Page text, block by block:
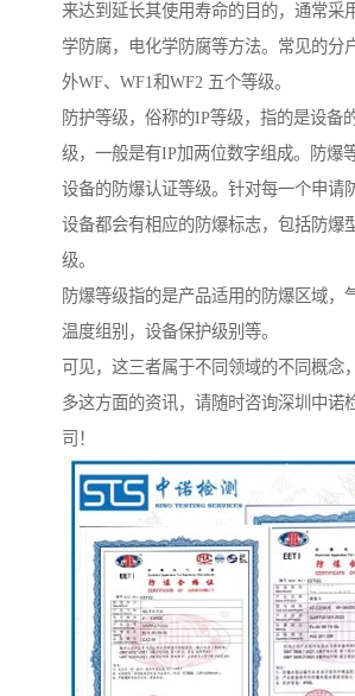
来达到延长其使用寿命的目的，通常采
学防腐，电化学防腐等方法。常见的分
外WF、WF1和WF2 五个等级。
防护等级，俗称的IP等级，指的是设备
级，一般是有IP加两位数字组成。防爆
设备的防爆认证等级。针对每一个申请
设备都会有相应的防爆标志，包括防爆
级。
防爆等级指的是产品适用的防爆区域，
温度组别，设备保护级别等。
可见，这三者属于不同领域的不同概念
多这方面的资讯，请随时咨询深圳中诺
司！